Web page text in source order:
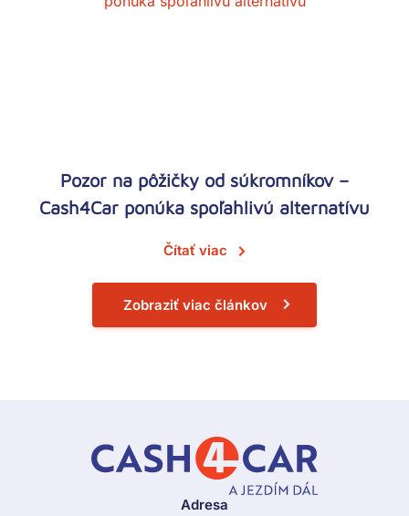
Pozor na pôžičky od súkromníkov –
Cash4Car ponúka spoľahlivú alternatívu
Čítať viac
Zobraziť viac článkov
Adresa